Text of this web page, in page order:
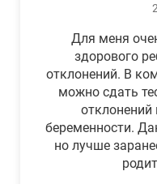
Для меня
здорового
отклонений. В
можно сдать
беременности.
но лучше